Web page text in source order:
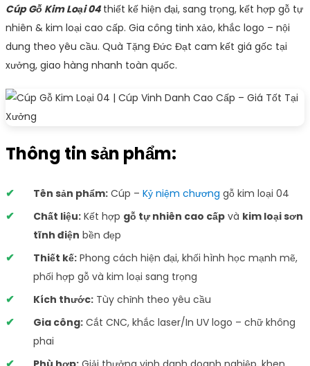
Cúp Gỗ Kim Loại 04thiết kế hiện đại, sang trọng, kết hợp gỗ tự
nhiên & kim loại cao cấp. Gia công tinh xảo, khắc logo – nội
dung theo yêu cầu. Quà Tặng Đức Đạt cam kết giá gốc tại
xưởng, giao hàng nhanh toàn quốc.
Thông tin sản phẩm:
Tên sản phẩm: Cúp – Kỷ niệm chương gỗ kim loại 04
Chất liệu: Kết hợp gỗ tự nhiên cao cấp và kim loại sơn
tĩnh điện bền đẹp
Thiết kế: Phong cách hiện đại, khối hình học mạnh mẽ,
phối hợp gỗ và kim loại sang trọng
Kích thước: Tùy chỉnh theo yêu cầu
Gia công: Cắt CNC, khắc laser/In UV logo – chữ không
phai